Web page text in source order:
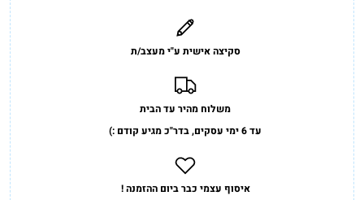
סקיצה אישית ע"י מעצב/ת
משלוח מהיר עד הבית
עד 6 ימי עסקים, בדר"כ מגיע קודם :)
איסוף עצמי כבר ביום ההזמנה !